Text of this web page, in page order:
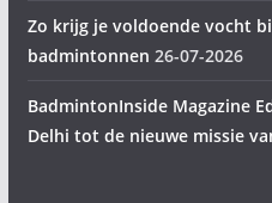
Zo krijg je voldoende vocht
badmintonnen 26-07-2026
BadmintonInside Magazine
Delhi tot de nieuwe missie